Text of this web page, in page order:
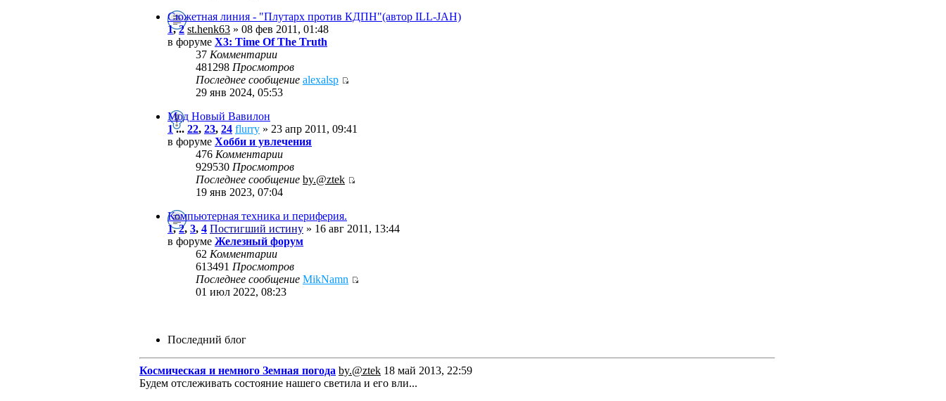
Сюжетная линия - "Плутарх против КДПН"(автор ILL-JAH)
1,2 st.henk63 » 08 фев 2011, 01:48
в форуме X3: Time Of The Truth
37 Комментарии
481298 Просмотров
Последнее сообщение alexalsp
29 янв 2024, 05:53
Мод Новый Вавилон
1... 22, 23, 24 flurry » 23 апр 2011, 09:41
в форуме Хобби и увлечения
476 Комментарии
929530 Просмотров
Последнее сообщение by.@ztek
19 янв 2023, 07:04
Компьютерная техника и периферия.
1,2, 3, 4 Постигший истину » 16 авг 2011, 13:44
в форуме Железный форум
62 Комментарии
613491 Просмотров
Последнее сообщение MikNamn
01 июл 2022, 08:23
Последний блог
Космическая и немного Земная погода by.@ztek 18 май 2013, 22:59
Будем отслеживать состояние нашего светила и его вли...